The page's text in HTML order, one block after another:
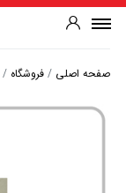
صفحه اصلی / فروشگاه /